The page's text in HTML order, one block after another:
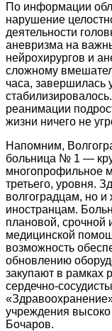
По информации
нарушение
деятельности
аневризма на
нейрохирургов и
сложному
часа, завершилась
реанимации
жизни ничего не
Напомним,
больница № 1 —
многопрофильное
третьего, уровня.
волгоградцам, но и
иностранцам.
плановой, срочной
медицинской
возможность
обновлению
закупают в рамках
сердечно-
учреждения
Бочаров.